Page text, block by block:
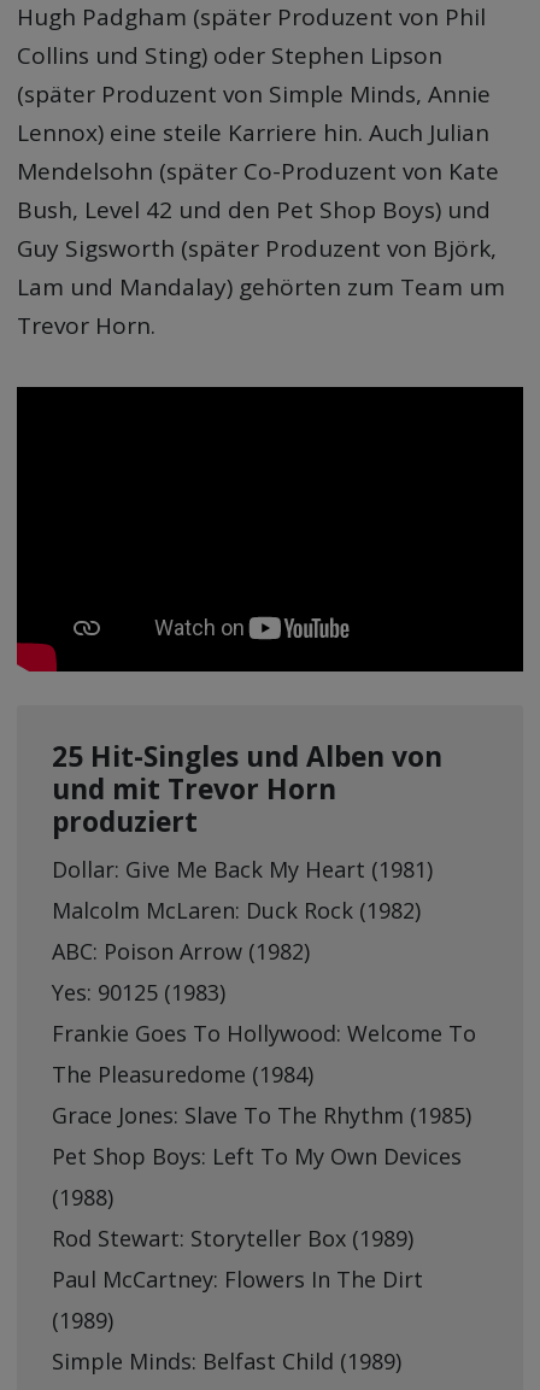
Hugh Padgham (später Produzent von Phil
Collins und Sting) oder Stephen Lipson
(später Produzent von Simple Minds, Annie
Lennox) eine steile Karriere hin. Auch Julian
Mendelsohn (später Co-Produzent von Kate
Bush, Level 42 und den Pet Shop Boys) und
Guy Sigsworth (später Produzent von Björk,
Lam und Mandalay) gehörten zum Team um
Trevor Horn.
25 Hit-Singles und Alben von
und mit Trevor Horn
produziert
Dollar: Give Me Back My Heart (1981)
Malcolm McLaren: Duck Rock (1982)
ABC: Poison Arrow (1982)
Yes: 90125 (1983)
Frankie Goes To Hollywood: Welcome To
The Pleasuredome (1984)
Grace Jones: Slave To The Rhythm (1985)
Pet Shop Boys: Left To My Own Devices
(1988)
Rod Stewart: Storyteller Box (1989)
Paul McCartney: Flowers In The Dirt
(1989)
Simple Minds: Belfast Child (1989)